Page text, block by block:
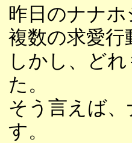
昨日のナナ
複数の求愛
しかし、ど
た。
そう言えば
す。